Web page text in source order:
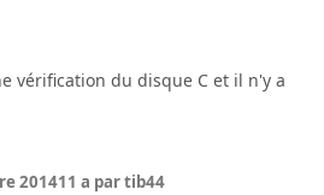
vérification du disque C et il n'y a
201411 a par tib44